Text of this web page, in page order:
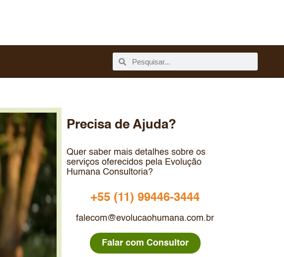
Precisa de Ajuda?
Quer saber mais detalhes sobre os
serviços oferecidos pela Evolução
Humana Consultoria?
+55 (11) 99446-3444
falecom@evolucaohumana.com.br
Falar com Consultor